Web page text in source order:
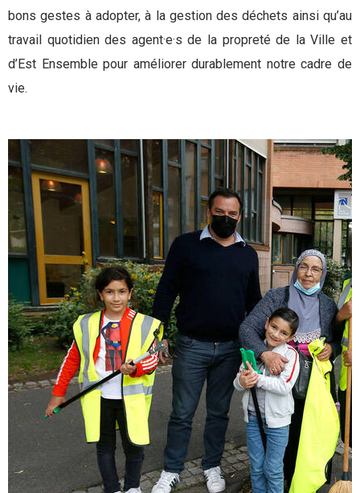
bons gestes à adopter, à la gestion des déchets ainsi qu’au
travail quotidien des agent·e·s de la propreté de la Ville et
d’Est Ensemble pour améliorer durablement notre cadre de
vie.